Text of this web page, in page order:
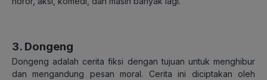
3. Dongeng
Dongeng adalah cerita fiksi dengan tujuan untuk menghibur
dan mengandung pesan moral. Cerita ini diciptakan oleh